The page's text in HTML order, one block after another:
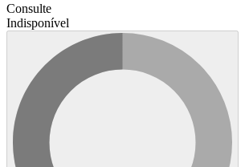
Consulte
Indisponível